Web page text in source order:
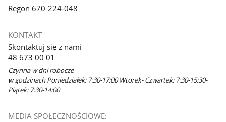
Regon 670-224-048
KONTAKT
Skontaktuj się z nami
48 673 00 01
Czynna w dni robocze
w godzinach Poniedziałek: 7:30-17:00 Wtorek- Czwartek: 7:30-15:30-
Piątek: 7:30-14:00
MEDIA SPOŁECZNOŚCIOWE: